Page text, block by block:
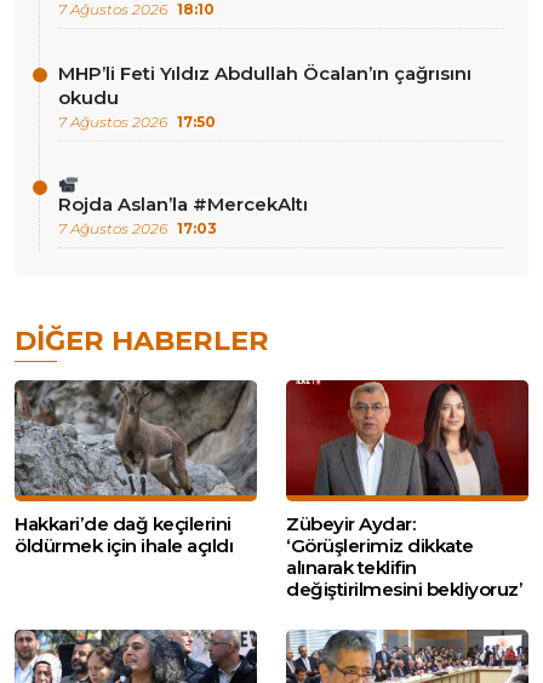
7 Ağustos 2026 18:10
MHP’li Feti Yıldız Abdullah Öcalan’ın çağrısını
okudu
7 Ağustos 2026 17:50
Rojda Aslan’la #MercekAltı
7 Ağustos 2026 17:03
DIĞER HABERLER
Hakkari’de dağ keçilerini
öldürmek için ihale açıldı
Zübeyir Aydar:
‘Görüşlerimiz dikkate
alınarak teklifin
değiştirilmesini bekliyoruz’